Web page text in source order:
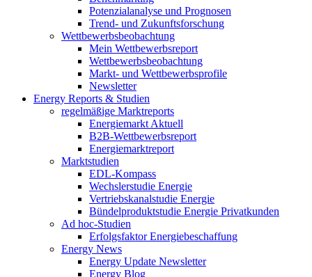
Potenzialanalyse und Prognosen
Trend- und Zukunftsforschung
Wettbewerbs­beobachtung
Mein Wettbewerbsreport
Wettbewerbsbeobachtung
Markt- und Wettbewerbsprofile
Newsletter
Energy Reports & Studien
regelmäßige Marktreports
Energiemarkt Aktuell
B2B-Wettbewerbsreport
Energiemarktreport
Marktstudien
EDL-Kompass
Wechslerstudie Energie
Vertriebskanalstudie Energie
Bündelproduktstudie Energie Privatkunden
Ad hoc-Studien
Erfolgsfaktor Energiebeschaffung
Energy News
Energy Update Newsletter
Energy Blog